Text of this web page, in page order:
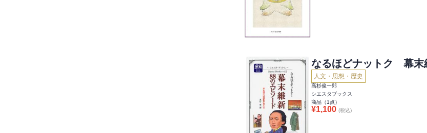
なるほどナットク 幕末
人文・思想・歴史
高杉俊一郎
シエスタブックス
商品（1 点）
¥1,100 (税込)